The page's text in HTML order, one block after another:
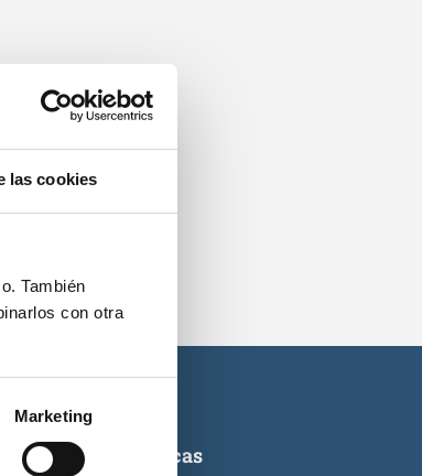
las cookies
También
con otra
Marketing
titulaciones náuticas